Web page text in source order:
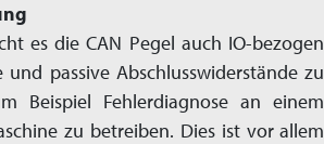
es die CAN Pegel auch IO-bezogen
passive Abschluss­widerstände zu
Beispiel Fehler­diagnose an einem
zu betreiben. Dies ist vor allem